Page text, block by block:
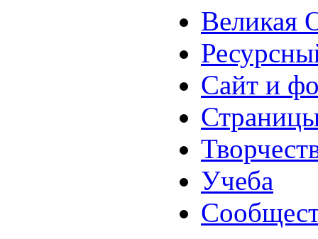
Великая
Сайт и
Учеба